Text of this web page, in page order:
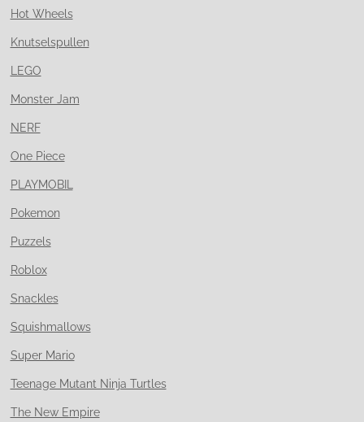
Hot Wheels
Knutselspullen
LEGO
Monster Jam
NERF
One Piece
PLAYMOBIL
Pokemon
Puzzels
Roblox
Snackles
Squishmallows
Super Mario
Teenage Mutant Ninja Turtles
The New Empire